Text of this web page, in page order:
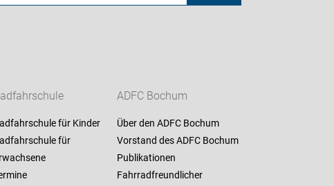
für Kinder
für
ADFC Bochum
Über den ADFC Bochum
Vorstand des ADFC Bochum
Publikationen
Fahrradfreundlicher